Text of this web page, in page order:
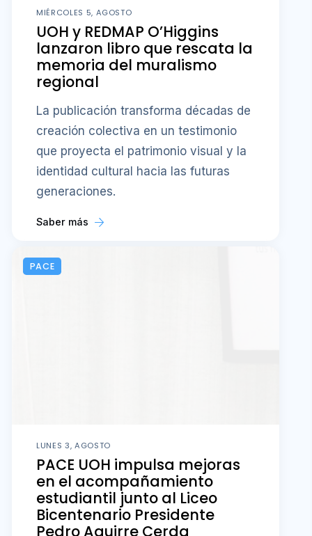
MIÉRCOLES 5, AGOSTO
UOH y REDMAP O’Higgins
lanzaron libro que rescata la
memoria del muralismo
regional
La publicación transforma décadas de
creación colectiva en un testimonio
que proyecta el patrimonio visual y la
identidad cultural hacia las futuras
generaciones.
Saber más
PACE
LUNES 3, AGOSTO
PACE UOH impulsa mejoras
en el acompañamiento
estudiantil junto al Liceo
Bicentenario Presidente
Pedro Aguirre Cerda